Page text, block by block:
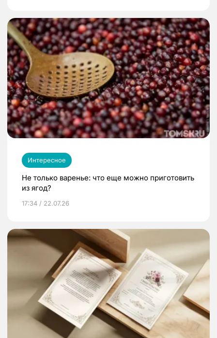
Интересное
Не только варенье: что еще можно приготовить
из ягод?
17:34 / 22.07.26